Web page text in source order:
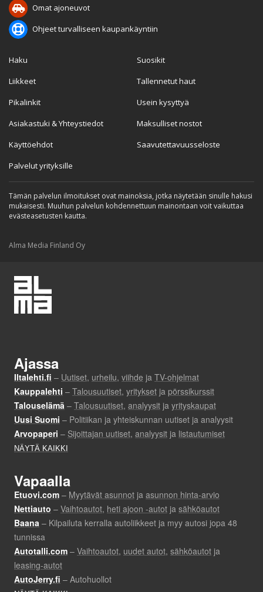
Omat ajoneuvot
Ohjeet turvalliseen kaupankäyntiin
Haku
Liikkeet
Pikalinkit
Asiakastuki & Yhteystiedot
Käyttöehdot
Palvelut yrityksille
Suosikit
Tallennetut haut
Usein kysyttyä
Maksulliset nostot
Saavutettavuusseloste
Tämän palvelun ilmoitukset ovat mainoksia, jotka näytetään sinulle hakusi
mukaisesti. Muuhun palvelun kohdennettuun mainontaan voit vaikuttaa
evästeasetusten kautta.
Alma Media Finland Oy